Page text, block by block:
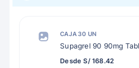
CAJA 30 UN
Supagrel 90 90mg
Desde S/ 168.42